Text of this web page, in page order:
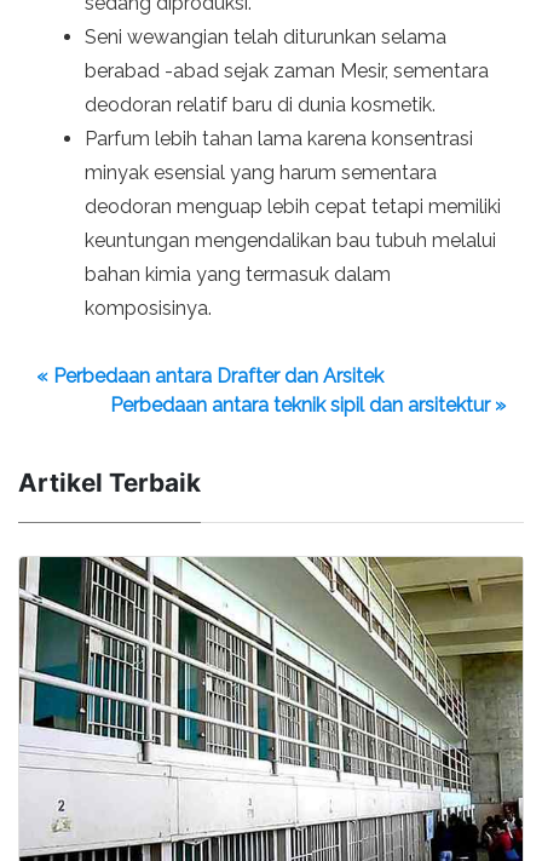
Seni wewangian telah diturunkan selama
berabad -abad sejak zaman Mesir, sementara
deodoran relatif baru di dunia kosmetik.
Parfum lebih tahan lama karena konsentrasi
minyak esensial yang harum sementara
deodoran menguap lebih cepat tetapi memiliki
keuntungan mengendalikan bau tubuh melalui
bahan kimia yang termasuk dalam
komposisinya.
« Perbedaan antara Drafter dan Arsitek
Perbedaan antara teknik sipil dan arsitektur »
Artikel Terbaik